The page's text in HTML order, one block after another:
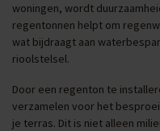
woningen, wordt
regentonnen helpt om
wat bijdraagt aan
rioolstelsel.
Door een regenton te
verzamelen voor het
je terras. Dit is niet alleen